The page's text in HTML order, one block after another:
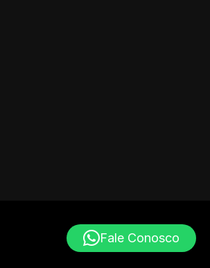
Fale Conosco